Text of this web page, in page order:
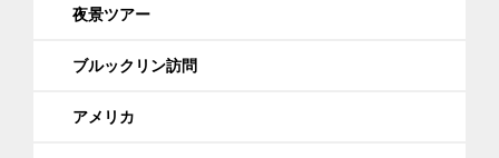
夜景ツアー
ブルックリン訪問
アメリカ